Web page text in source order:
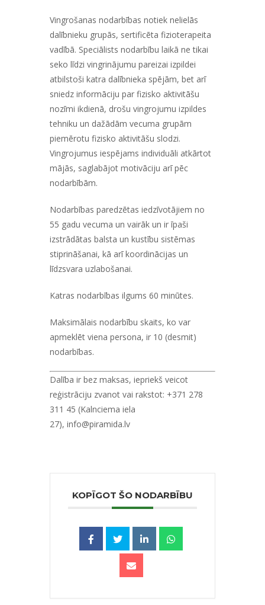
Vingrošanas nodarbības notiek nelielās
dalībnieku grupās, sertificēta fizioterapeita
vadībā. Speciālists nodarbību laikā ne tikai
seko līdzi vingrinājumu pareizai izpildei
atbilstoši katra dalībnieka spējām, bet arī
sniedz informāciju par fizisko aktivitāšu
nozīmi ikdienā, drošu vingrojumu izpildes
tehniku un dažādām vecuma grupām
piemērotu fizisko aktivitāšu slodzi.
Vingrojumus iespējams individuāli atkārtot
mājās, saglabājot motivāciju arī pēc
nodarbībām.
Nodarbības paredzētas iedzīvotājiem no
55 gadu vecuma un vairāk un ir īpaši
izstrādātas balsta un kustību sistēmas
stiprināšanai, kā arī koordinācijas un
līdzsvara uzlabošanai.
Katras nodarbības ilgums 60 minūtes.
Maksimālais nodarbību skaits, ko var
apmeklēt viena persona, ir 10 (desmit)
nodarbības.
Dalība ir bez maksas, iepriekš veicot
reģistrāciju zvanot vai rakstot: +371 278
311 45 (Kalnciema iela
27), info@piramida.lv
KOPĪGOT ŠO NODARBĪBU